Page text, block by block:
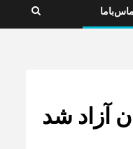
آزاد شد